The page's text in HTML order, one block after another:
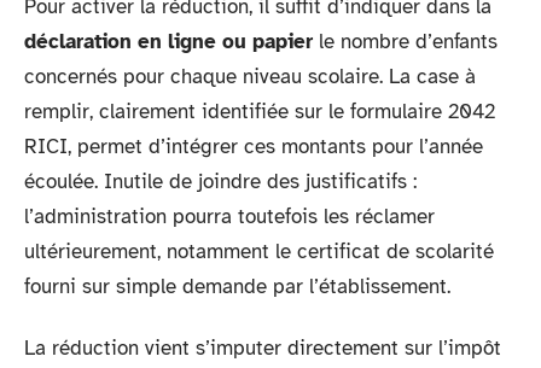
Pour activer la réduction, il suffit d’indiquer dans la
déclaration en ligne ou papier le nombre d’enfants
concernés pour chaque niveau scolaire. La case à
remplir, clairement identifiée sur le formulaire 2042
RICI, permet d’intégrer ces montants pour l’année
écoulée. Inutile de joindre des justificatifs :
l’administration pourra toutefois les réclamer
ultérieurement, notamment le certificat de scolarité
fourni sur simple demande par l’établissement.
La réduction vient s’imputer directement sur l’impôt